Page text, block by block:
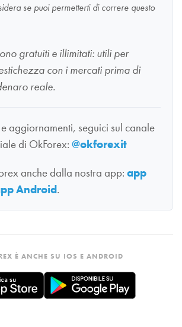
se puoi permetterti di correre questo
gratuiti e illimitati: utili per
con i mercati prima di
reale.
aggiornamenti, seguici sul canale
di OkForex: @okforexit
anche dalla nostra app: app
Android.
È ANCHE SU IOS E ANDROID